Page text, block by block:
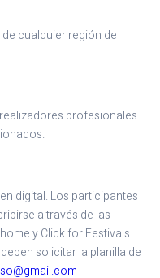
cualquier región de
profesionales
digital. Los participantes
a través de las
y Click for Festivals.
solicitar la planilla de